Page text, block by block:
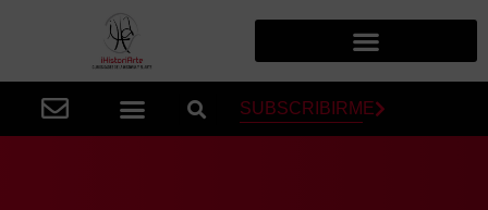
SUBSCRIBIRME